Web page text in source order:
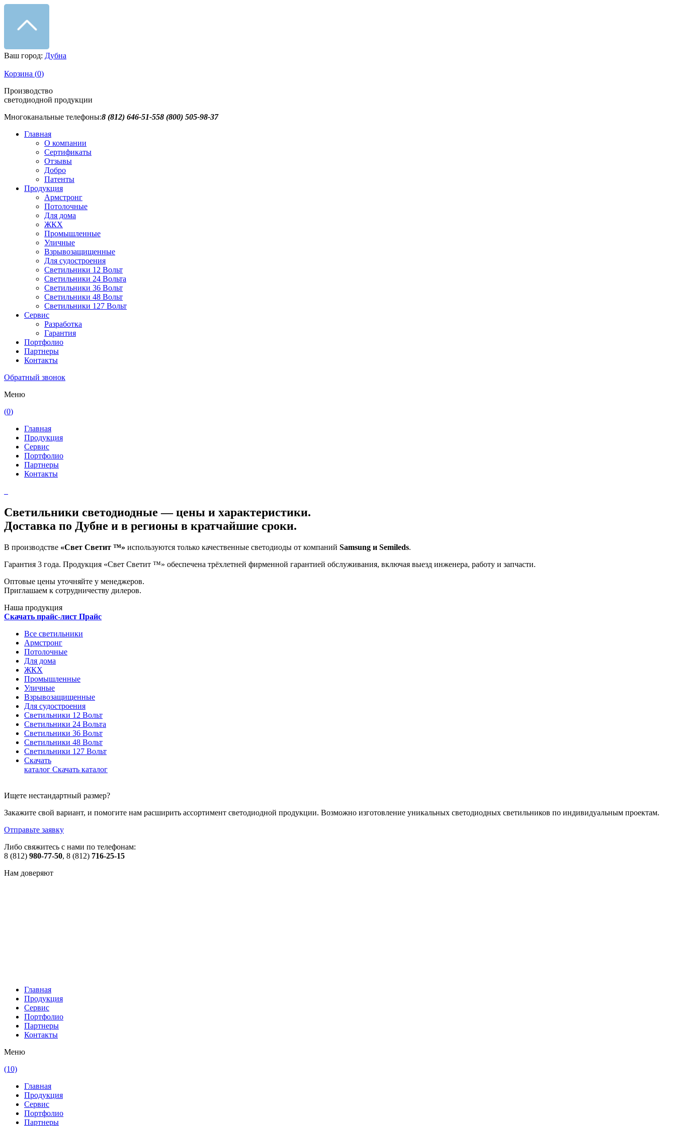
Ваш город: Дубна
Корзина (0)
Производство
светодиодной продукции
Многоканальные телефоны:8 (812) 646-51-558 (800) 505-98-37
Главная
О компании
Сертификаты
Отзывы
Добро
Патенты
Продукция
Армстронг
Потолочные
Для дома
ЖКХ
Промышленные
Уличные
Взрывозащищенные
Для судостроения
Светильники 12 Вольт
Светильники 24 Вольта
Светильники 36 Вольт
Светильники 48 Вольт
Светильники 127 Вольт
Сервис
Разработка
Гарантия
Портфолио
Партнеры
Контакты
Обратный звонок
Меню
(0)
Главная
Продукция
Сервис
Портфолио
Партнеры
Контакты
Светильники светодиодные — цены и характеристики.
Доставка по Дубне и в регионы в кратчайшие сроки.
В производстве «Свет Светит ™» используются только качественные светодиоды от компаний Samsung и Semileds.
Гарантия 3 года. Продукция «Свет Светит ™» обеспечена трёхлетней фирменной гарантией обслуживания, включая выезд инженера, работу и запчасти.
Оптовые цены уточняйте у менеджеров.
Приглашаем к сотрудничеству дилеров.
Наша продукция
Скачать прайс-лист Прайс
Все светильники
Армстронг
Потолочные
Для дома
ЖКХ
Промышленные
Уличные
Взрывозащищенные
Для судостроения
Светильники 12 Вольт
Светильники 24 Вольта
Светильники 36 Вольт
Светильники 48 Вольт
Светильники 127 Вольт
Скачать
каталог Скачать каталог
Ищете нестандартный размер?
Закажите свой вариант, и помогите нам расширить ассортимент светодиодной продукции. Возможно изготовление уникальных светодиодных светильников по индивидуальным проектам.
Отправьте заявку
Либо свяжитесь с нами по телефонам:
8 (812) 980-77-50, 8 (812) 716-25-15
Нам доверяют
Главная
Продукция
Сервис
Портфолио
Партнеры
Контакты
Меню
(10)
Главная
Продукция
Сервис
Портфолио
Партнеры